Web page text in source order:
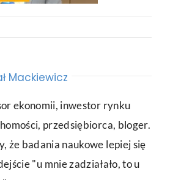
Mackiewicz
ekonomii, inwestor rynku
przedsiębiorca, bloger.
że badania naukowe lepiej się
"u mnie zadziałało, to u